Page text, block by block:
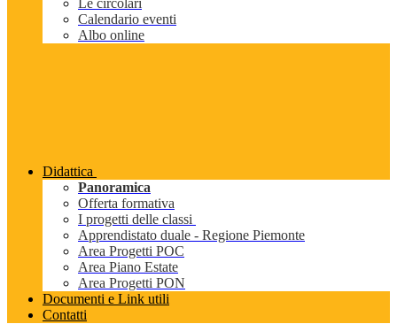
Le circolari
Calendario eventi
Albo online
Didattica
Panoramica
Offerta formativa
I progetti delle classi
Apprendistato duale - Regione Piemonte
Area Progetti POC
Area Piano Estate
Area Progetti PON
Documenti e Link utili
Contatti